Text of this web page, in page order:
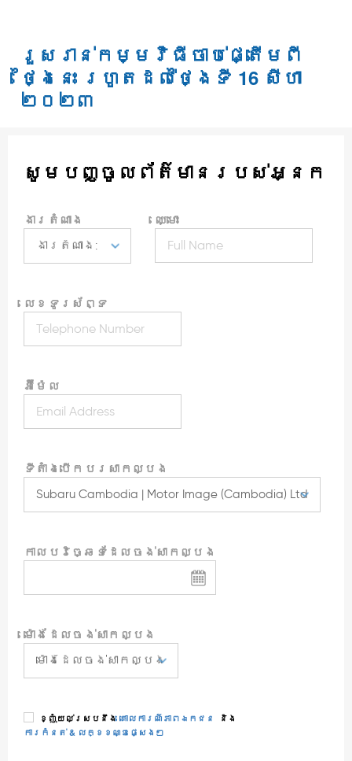
រួសរាន់កម្មវិធីចាប់ផ្តើមពី
ថ្ងៃនេះ រហូតដល់ថ្ងៃទី 16 សីហា
២០២៣
សូមបញ្ចូលព័ត៌មានរបស់អ្នក
ងារតំណាង ឈ្មោះ
លេខទូរស័ព្ទ
អ៊ីម៉ែល
ទីតាំងបើកបរសាកល្បង
កាលបរិច្ឆេទដែលចង់សាកល្បង
ម៉ោងដែលចង់សាកល្បង
ខ្ញុំយល់ស្របនឹង គោលការណ៍ភាពឯកជន
និង
ការកំនត់ & លក្ខខណ្ឌផ្សេងៗ